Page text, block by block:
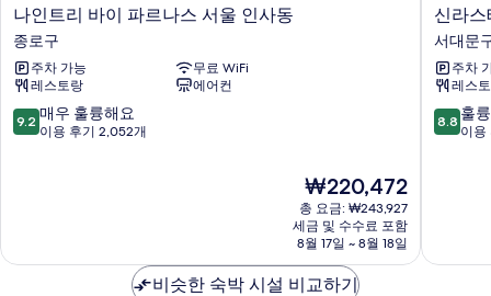
나
인
트
리
바
이
파
사
나인트리 바이 파르나스 서울 인사동
종로구
주차 가능
무료 WiFi
레스토랑
에어컨
10
점
우
9.2 매우 훌륭해요
이용 후기 2,052개
현
재
요
금
₩220,472
₩220,472
총 요금: ₩243,927
세금 및 수수료 포함
8월 17일 ~ 8월 18일
신
라
스
테
이
서
대
문
신라
서대문
주차
레스
10
점
륭
8.8 훌
이용
비슷한 숙박 시설 비교하기